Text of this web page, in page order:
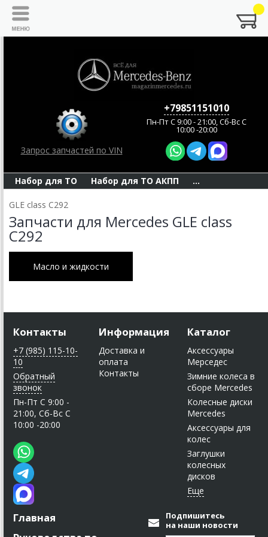
Запрос запчастей по VIN
+79851151010
Пн-Пт C 9:00 - 21:00, Сб-Вс С
10:00 -20:00
Набор для ТО Набор для ТО АКПП ...
GLE class C292
Запчасти для Mercedes GLE class
C292
Масло и жидкости
Контакты
+7 (985) 115-10-
10
Обратный
звонок
Пн-Пт C 9:00 -
21:00, Сб-Вс С
10:00 -20:00
Информация
Доставка и
оплата
Контакты
Каталог
Аксессуары
Мерседес
Зимние колеса в
сборе Mercedes
Колесные диски
Mercedes
Аксессуары для
колес
Заглушки
колесных
дисков
Главная
Подпишитесь
на наши новости